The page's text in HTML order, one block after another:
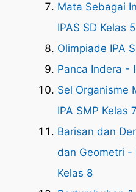
Mata Sebagai
IPAS SD Kelas 5
Olimpiade IPA
Panca Indera -
Sel Organisme
IPA SMP Kelas 7
Barisan dan
dan Geometri -
Kelas 8